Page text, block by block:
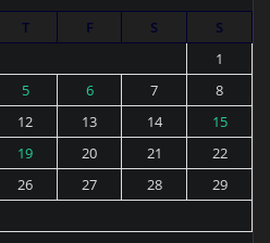
T F S
S
1
5 6 7
8
12 13 14
15
19 20 21
22
26 27 28
29